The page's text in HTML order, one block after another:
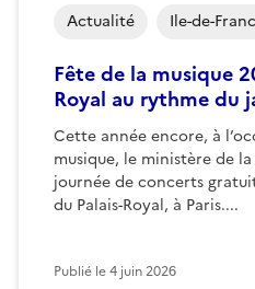
Fête de la musique
Royal au rythme du
Cette année encore, à
musique, le ministère de
journée de concerts
du Palais-Royal, à Paris....
Actualité Ile-de-
Publié le4 juin 2026